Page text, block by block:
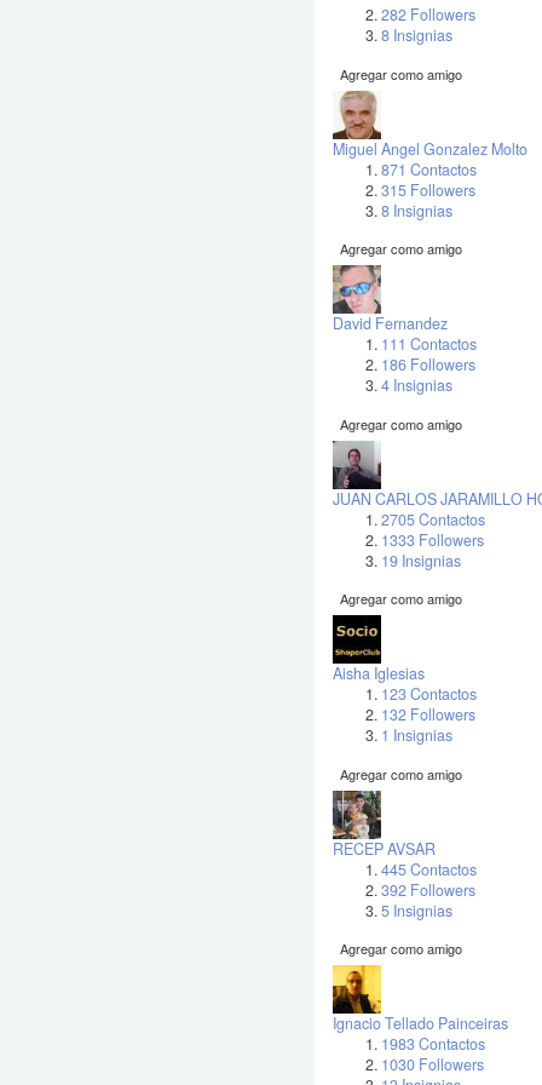
282 Followers
8 Insignias
Agregar como amigo
Miguel Angel Gonzalez Molto
871 Contactos
315 Followers
8 Insignias
Agregar como amigo
David Fernandez
111 Contactos
186 Followers
4 Insignias
Agregar como amigo
JUAN CARLOS JARAMILLO
2705 Contactos
1333 Followers
19 Insignias
Agregar como amigo
Aisha Iglesias
123 Contactos
132 Followers
1 Insignias
Agregar como amigo
RECEP AVSAR
445 Contactos
392 Followers
5 Insignias
Agregar como amigo
Ignacio Tellado Painceiras
1983 Contactos
1030 Followers